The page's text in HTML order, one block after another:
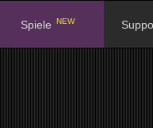
Spiele NEW